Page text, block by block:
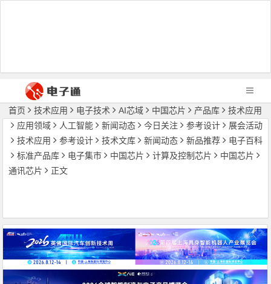
首页 技术应用 电子技术 AI芯域 中国芯片 产品库
技术应用
应用领域
人工智能 新闻动态 今日关注 参考设计
展会活动
技术应用
参考设计 技术文库 新闻动态 新品推荐
电子百科
标准产品库
电子集市 中国芯片 计算及控制芯片
中国芯片
通讯芯片
正文